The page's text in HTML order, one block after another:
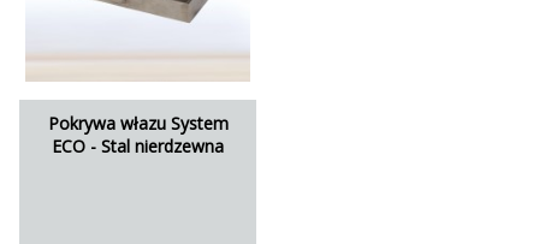
Pokrywa włazu System
ECO - Stal nierdzewna